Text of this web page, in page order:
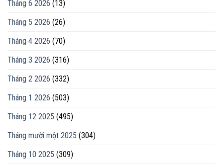
Tháng 6 2026 (13)
Tháng 5 2026 (26)
Tháng 4 2026 (70)
Tháng 3 2026 (316)
Tháng 2 2026 (332)
Tháng 1 2026 (503)
Tháng 12 2025 (495)
Tháng mười một 2025 (304)
Tháng 10 2025 (309)